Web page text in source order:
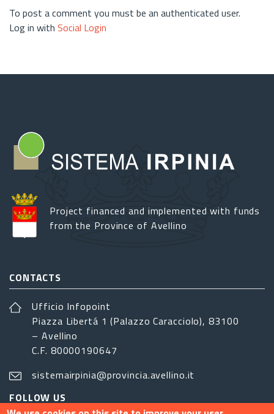
To post a comment you must be an authenticated user.
Log in with Social Login
Project financed and implemented with funds
from the Province of Avellino
CONTACTS
Ufficio Infopoint
Piazza Libertá 1 (Palazzo Caracciolo), 83100
– Avellino
C.F. 80000190647
sistemairpinia@provincia.avellino.it
FOLLOW US